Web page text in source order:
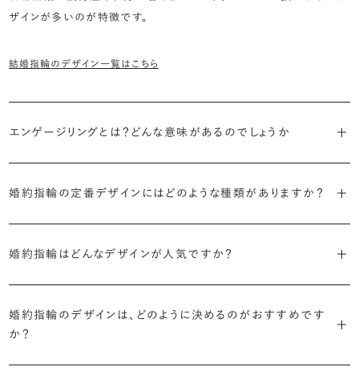
ザインが多いのが特徴です。
結婚指輪のデザイン一覧はこちら
エンゲージリングとは？どんな意味があるのでしょうか
リング」は婚約指輪の別名です。
Ring（エンゲージメントリング）と呼ばれます。
婚約指輪の定番デザインにはどのような種類がありますか？
リリアンスプラスでも不動の人気を誇ります。
婚約指輪はどんなデザインが人気ですか？
に留めた王道のデザイン「ソリティア」です。
婚約指輪のデザインは、どのように決めるのがおすすめです
か？